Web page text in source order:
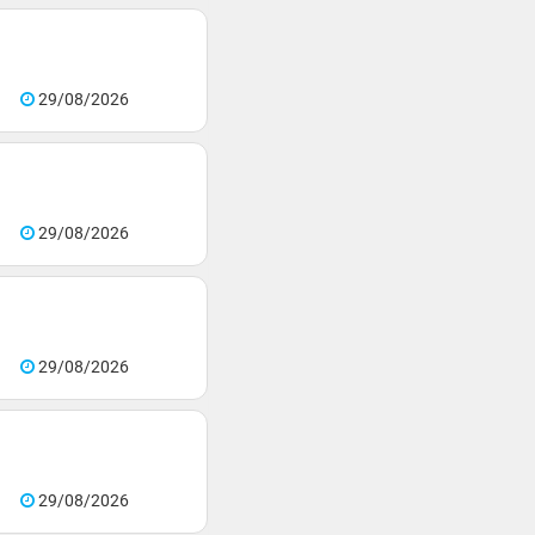
29/08/2026
29/08/2026
29/08/2026
29/08/2026